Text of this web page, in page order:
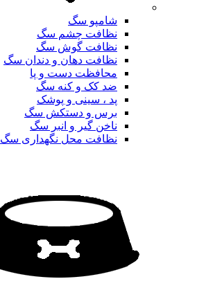
شامپو سگ
نظافت چشم سگ
نظافت گوش سگ
نظافت دهان و دندان سگ
محافظت دست و پا
ضد کک و کنه سگ
پد ، سینی و پوشک
برس و دستکش سگ
ناخن گیر و انبر سگ
نظافت محل نگهداری سگ